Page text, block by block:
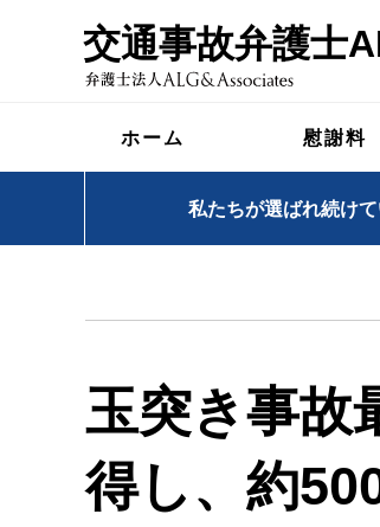
交通事故弁護士
ホーム 慰謝料
私たちが選ばれ続け
玉突き事故
得し、約